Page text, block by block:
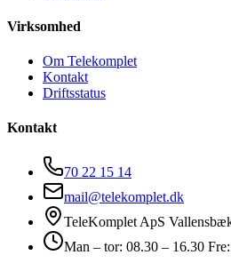
Virksomhed
Om Telekomplet
Kontakt
Driftsstatus
Kontakt
70 22 15 14
mail@telekomplet.dk
TeleKomplet ApS
Man – tor: 08.30 – 16.30